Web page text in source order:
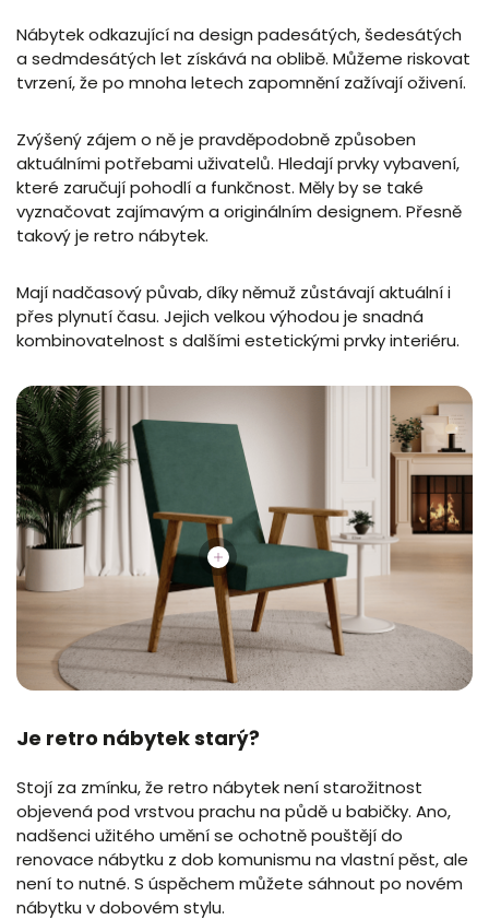
Nábytek odkazující na design padesátých, šedesátých
a sedmdesátých let získává na oblibě. Můžeme riskovat
tvrzení, že po mnoha letech zapomnění zažívají oživení.
Zvýšený zájem o ně je pravděpodobně způsoben
aktuálními potřebami uživatelů. Hledají prvky vybavení,
které zaručují pohodlí a funkčnost. Měly by se také
vyznačovat zajímavým a originálním designem. Přesně
takový je retro nábytek.
Mají nadčasový půvab, díky němuž zůstávají aktuální i
přes plynutí času. Jejich velkou výhodou je snadná
kombinovatelnost s dalšími estetickými prvky interiéru.
Je retro nábytek starý?
Stojí za zmínku, že retro nábytek není starožitnost
objevená pod vrstvou prachu na půdě u babičky. Ano,
nadšenci užitého umění se ochotně pouštějí do
renovace nábytku z dob komunismu na vlastní pěst, ale
není to nutné. S úspěchem můžete sáhnout po novém
nábytku v dobovém stylu.